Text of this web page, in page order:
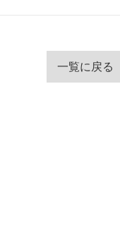
一覧に戻る